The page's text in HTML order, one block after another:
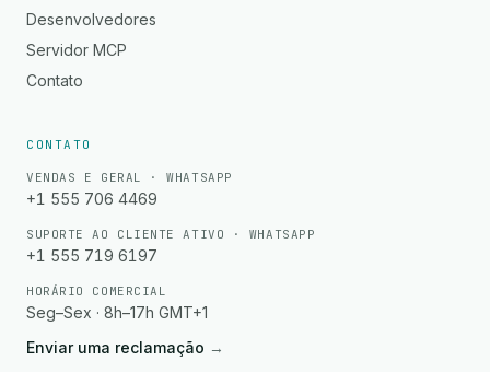
Desenvolvedores
Servidor MCP
Contato
CONTATO
VENDAS E GERAL · WHATSAPP
+1 555 706 4469
SUPORTE AO CLIENTE ATIVO · WHATSAPP
+1 555 719 6197
HORÁRIO COMERCIAL
Seg–Sex · 8h–17h GMT+1
Enviar uma reclamação →